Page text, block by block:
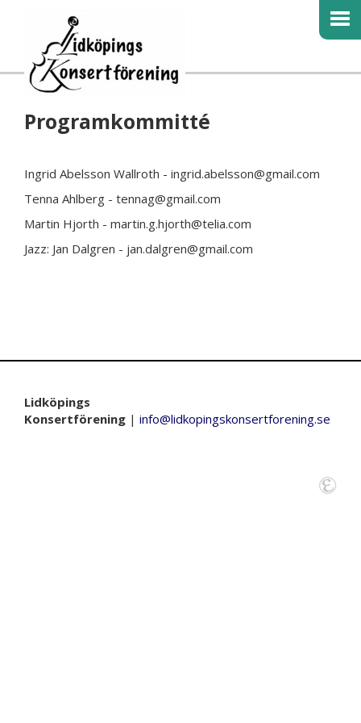
Programkommitté
Ingrid Abelsson Wallroth - ingrid.abelsson@gmail.com
Tenna Ahlberg - tennag@gmail.com
Martin Hjorth - martin.g.hjorth@telia.com
Jazz: Jan Dalgren - jan.dalgren@gmail.com
Lidköpings
Konsertförening | info@lidkopingskonsertforening.se